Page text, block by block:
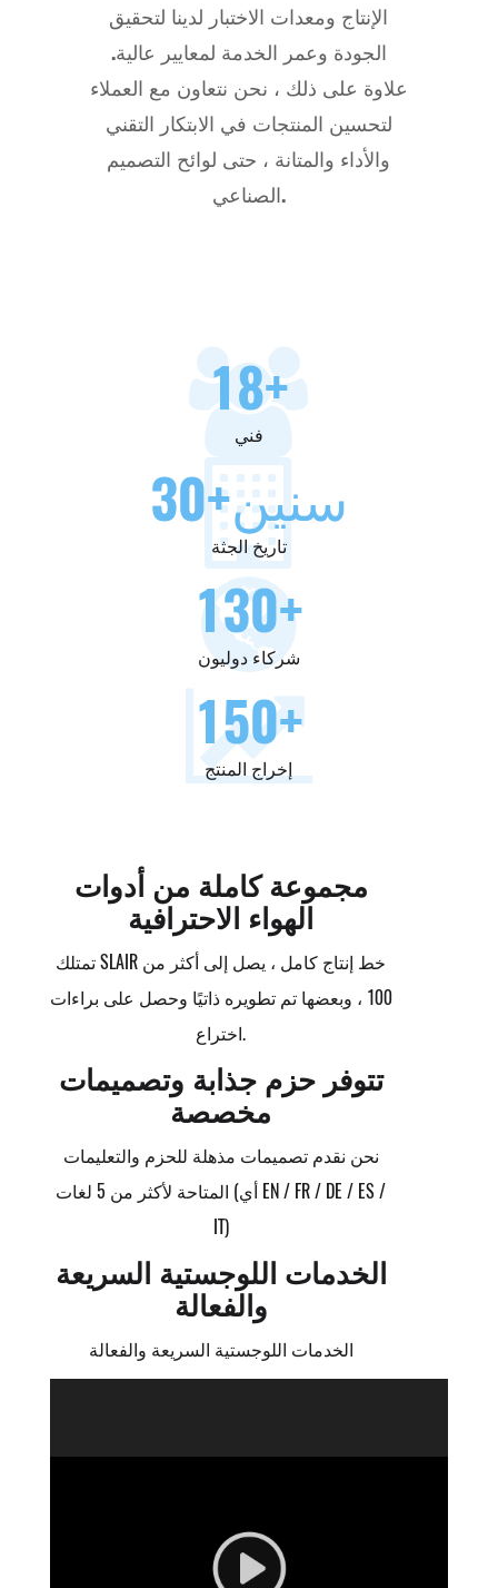
الإنتاج ومعدات الاختبار لدينا لتحقيق
الجودة وعمر الخدمة لمعايير عالية.
علاوة على ذلك ، نحن نتعاون مع العملاء
لتحسين المنتجات في الابتكار التقني
والأداء والمتانة ، حتى لوائح التصميم
الصناعي.
18+
فني
30 +سنين
تاريخ الجثة
130+
شركاء دوليون
150+
إخراج المنتج
مجموعة كاملة من أدوات
الهواء الاحترافية
تمتلك SLAIR خط إنتاج كامل ، يصل إلى أكثر من
100 ، وبعضها تم تطويره ذاتيًا وحصل على براءات
اختراع.
تتوفر حزم جذابة وتصميمات
مخصصة
نحن نقدم تصميمات مذهلة للحزم والتعليمات
المتاحة لأكثر من 5 لغات (أي EN / FR / DE / ES /
IT)
الخدمات اللوجستية السريعة
والفعالة
الخدمات اللوجستية السريعة والفعالة